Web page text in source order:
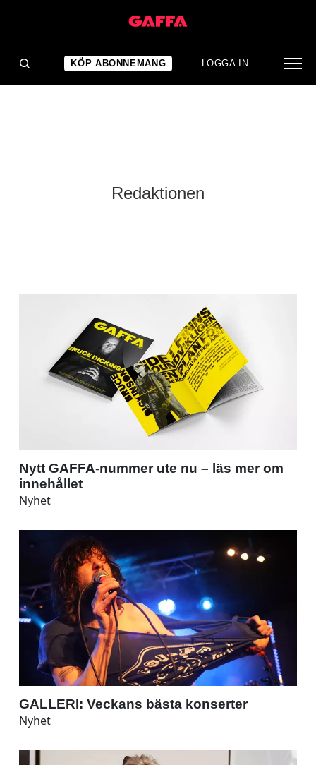
KÖP ABONNEMANG LOGGA IN
Redaktionen
Nytt GAFFA-nummer ute nu – läs mer om
innehållet
Nyhet
GALLERI: Veckans bästa konserter
Nyhet